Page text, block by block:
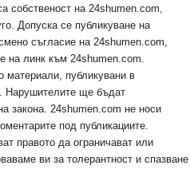
собственост на 24shumen.com,
Допуска се публикуване на
съгласие на 24shumen.com,
на линк към 24shumen.com.
материали, публикувани в
Нарушителите ще бъдат
закона. 24shumen.com не носи
под публикациите.
правото да ограничават или
ви за толерантност и спазване